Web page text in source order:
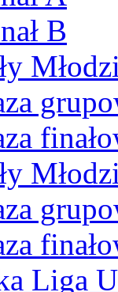
B
Liga